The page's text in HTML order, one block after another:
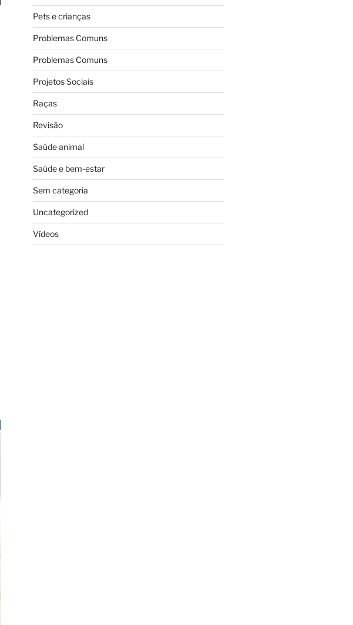
Pets e crianças
Problemas Comuns
Problemas Comuns
Projetos Sociais
Raças
Revisão
Saúde animal
Saúde e bem-estar
Sem categoria
Uncategorized
Vídeos